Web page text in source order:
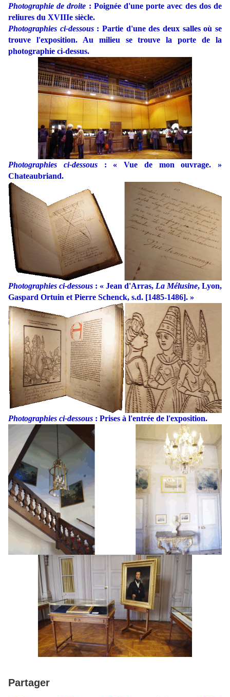
Photographie de droite : Poignée d'une porte avec des dos de
reliures du XVIIIe siècle.
Photographies ci-dessous: Partie d'une des deux salles où se
trouve l'exposition. Au milieu se trouve la porte de la
photographie ci-dessus.
Photographies ci-dessous: « Vue de mon ouvrage. »
Chateaubriand.
Photographies ci-dessous : « Jean d'Arras, La Mélusine, Lyon,
Gaspard Ortuin et Pierre Schenck, s.d. [1485-1486]. »
Photographies ci-dessous : Prises à l'entrée de l'exposition.
Partager